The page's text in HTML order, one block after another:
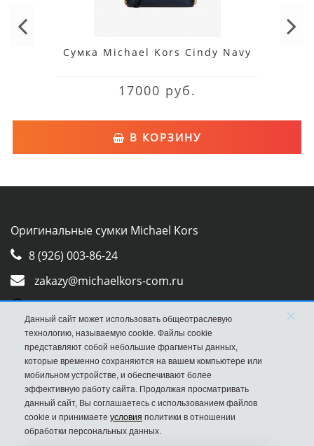
Сумка Michael Kors Cindy Navy
17000 руб.
В КОРЗИНУ
Оригинальные сумки Michael Kors
8 (926) 003-86-24
zakazy@michaelkors-com.ru
Whatsapp
Viber
Данный сайт может использовать общеотраслевую
технологию, называемую cookie. Файлы cookie
представляют собой небольшие фрагменты данных,
которые временно сохраняются на вашем компьютере или
мобильном устройстве, и обеспечивают более
эффективную работу сайта. Продолжая просматривать
данный сайт, Вы соглашаетесь с использованием файлов
cookie и принимаете условия политики в отношении
обработки персональных данных.
×